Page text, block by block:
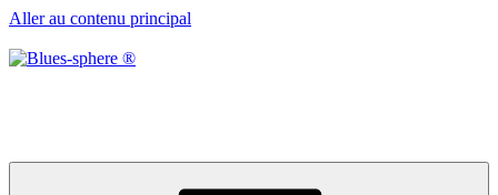
Aller au contenu principal